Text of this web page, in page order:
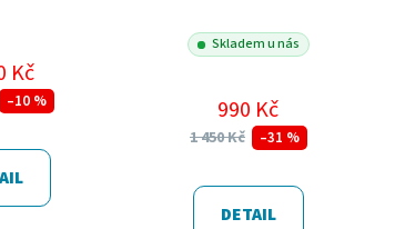
Kč
–10 %
Skladem u nás
990 Kč
1 450 Kč –31 %
DETAIL